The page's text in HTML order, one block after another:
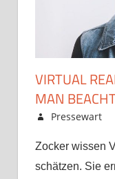
VIRTUAL
MAN
Mai 18, 2020
Pressewart
Zocker wissen
schätzen. Sie